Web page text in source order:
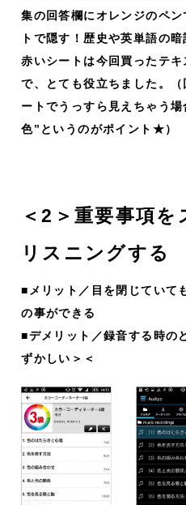
集の回答欄にオレンジのペ
トで隠す！歴史や英単語の
赤いシートは今回買ったテ
で、とても役立ちました。
ートでうっすら見えちゃう
色”というのがポイント★）
＜2＞重要事項を
リスニングする
■メリット／目を閉じていて
の事ができる
■デメリット／録音する時の
ずかしい＞＜